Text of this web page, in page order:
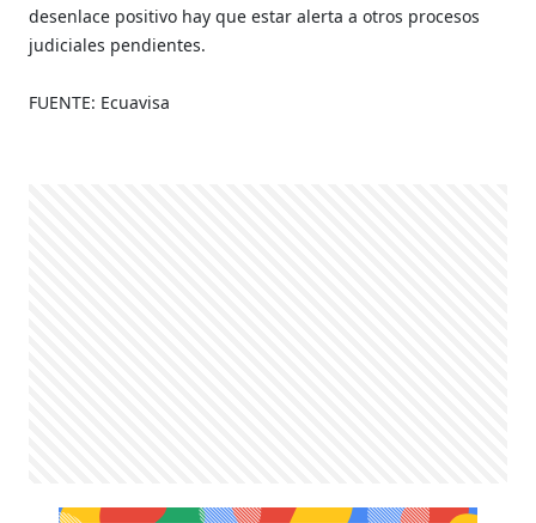
desenlace positivo hay que estar alerta a otros procesos
judiciales pendientes.
FUENTE: Ecuavisa